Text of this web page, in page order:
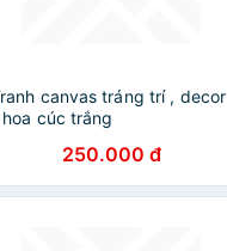
canvas tráng trí , decor
cúc trắng
250.000 đ